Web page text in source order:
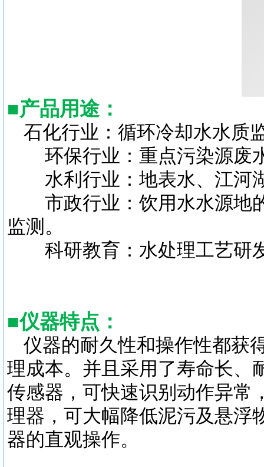
■产品用途：
石化行业：循环冷却水水质
环保行业：重点污染源废
水利行业：地表水、江河
市政行业：饮用水水源地的
监测。
科研教育：水处理工艺研
■仪器特点：
仪器的耐久性和操作性都获
理成本。并且采用了寿命长、
传感器，可快速识别动作异常
理器，可大幅降低泥污及悬浮
器的直观操作。